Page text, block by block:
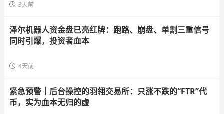
3天前
泽尔机器人资金盘已亮红牌：跑路、崩盘、单割三重信号
同时引爆，投资者血本
4天前
紧急预警｜后台操控的羽翎交易所：只涨不跌的“FTR”代
币，实为血本无归的虚